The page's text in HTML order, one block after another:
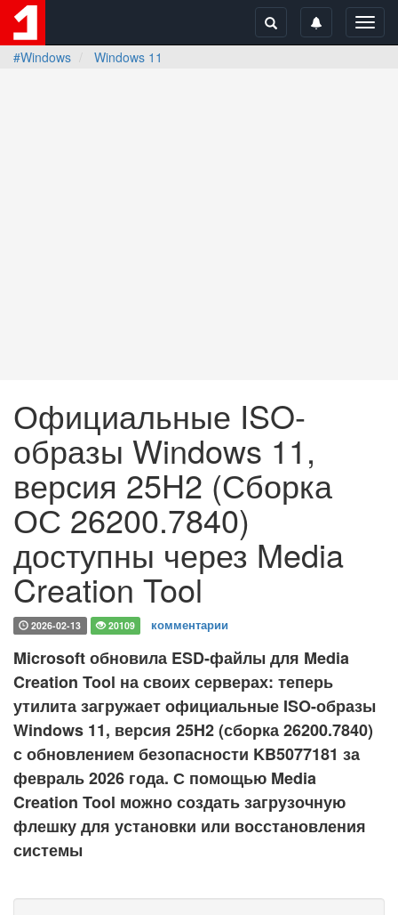
#Windows
Windows 11
Официальные ISO-
образы Windows 11,
версия 25H2 (Сборка
ОС 26200.7840)
доступны через Media
Creation Tool
2026-02-13 20109 комментарии
Microsoft обновила ESD-файлы для Media
Creation Tool на своих серверах: теперь
утилита загружает официальные ISO-образы
Windows 11, версия 25H2 (сборка 26200.7840)
с обновлением безопасности KB5077181 за
февраль 2026 года. С помощью Media
Creation Tool можно создать загрузочную
флешку для установки или восстановления
системы